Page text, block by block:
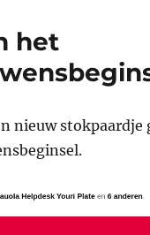
yhet
nieuw stokpaardje